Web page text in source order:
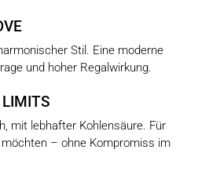
Stil. Eine moderne
und hoher Regalwirkung.
LIMITS
mit lebhafter Kohlensäure. Für
– ohne Kompromiss im